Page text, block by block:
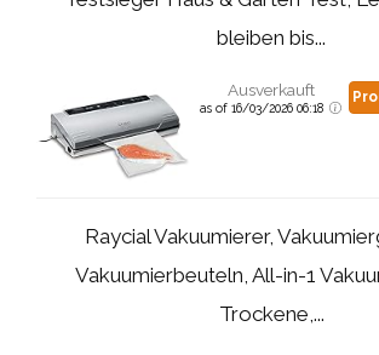
bleiben bis...
Ausverkauft
as of 16/03/2026 06:18
Raycial Vakuumierer,
Vakuumierbeuteln, All-in-1
Trockene,...